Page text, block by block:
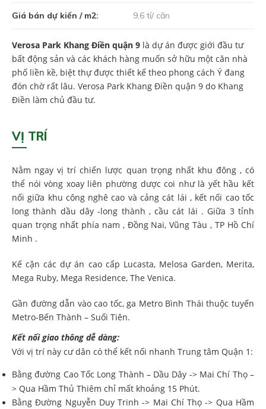
Giá bán dự kiến / m2: 9,6 tỉ/ căn
Verosa Park Khang Điền quận 9 là dự án được giới đầu tư
bất động sản và các khách hàng muốn sở hữu một căn nhà
phố liền kề, biệt thự được thiết kế theo phong cách Ý đang
đón chờ rất lâu. Verosa Park Khang Điền quận 9 do Khang
Điền làm chủ đầu tư.
VỊ TRÍ
Nằm ngay vị trí chiến lược quan trọng nhất khu đông , có
thể nói vòng xoay liên phường dược coi như là yết hầu kết
nối giữa khu công nghê cao và cảng cát lái , kết nối cao tốc
long thành dầu dây -long thành , cầu cát lái . Giữa 3 tỉnh
quan trọng nhất phía nam , Đồng Nai, Vũng Tàu , TP Hồ Chí
Minh .
Kế cận các dự án cao cấp Lucasta, Melosa Garden, Merita,
Mega Ruby, Mega Residence, The Venica.
Gần đường dẫn vào cao tốc, ga Metro Bình Thái thuộc tuyến
Metro-Bến Thành – Suối Tiên.
Kết nối giao thông dễ dàng:
Với vị trí này cư dân có thể kết nối nhanh Trung tâm Quận 1:
Bằng đường Cao Tốc Long Thành – Dầu Dây -> Mai Chí Thọ –
> Qua Hầm Thủ Thiêm chỉ mất khoảng 15 Phút.
Bằng Đường Nguyễn Duy Trinh -> Mai Chí Thọ -> Qua Hầm